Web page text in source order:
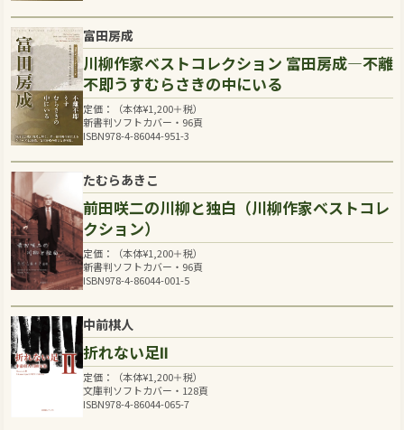
富田房成
川柳作家ベストコレクション 富田房成―不離
不即うすむらさきの中にいる
定価：（本体¥1,200＋税）
新書判ソフトカバー・96頁
ISBN978-4-86044-951-3
たむらあきこ
前田咲二の川柳と独白（川柳作家ベストコレ
クション）
定価：（本体¥1,200＋税）
新書判ソフトカバー・96頁
ISBN978-4-86044-001-5
中前棋人
折れない足Ⅱ
定価：（本体¥1,200＋税）
文庫判ソフトカバー・128頁
ISBN978-4-86044-065-7